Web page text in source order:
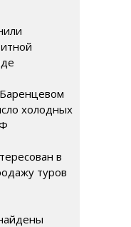
холодных
в
туров